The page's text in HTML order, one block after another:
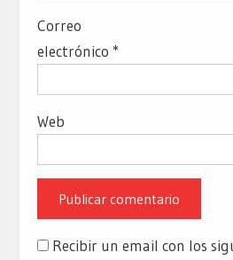
Correo
electrónico *
Web
Recibir un email con los